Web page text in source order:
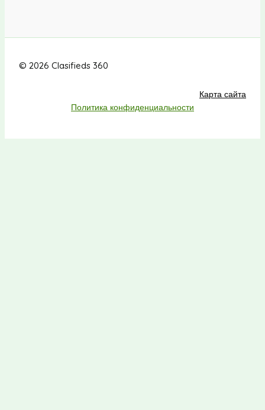
© 2026 Clasifieds 360
Карта сайта
Политика конфиденциальности